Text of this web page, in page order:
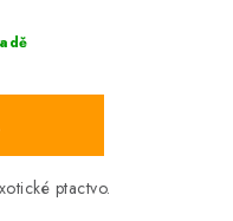
ptactvo.